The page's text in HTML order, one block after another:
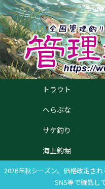
全国
トラウト
へらぶな
サケ釣り
海上釣堀
2026年秋シーズン。価格改定さ
SNS等で確認し